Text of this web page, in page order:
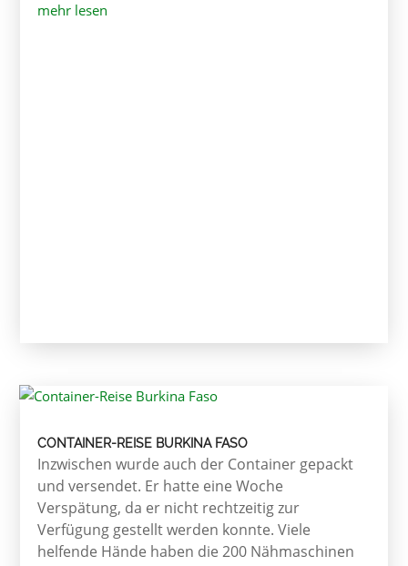
mehr lesen
CONTAINER-REISE BURKINA FASO
Inzwischen wurde auch der Container gepackt
und versendet. Er hatte eine Woche
Verspätung, da er nicht rechtzeitig zur
Verfügung gestellt werden konnte. Viele
helfende Hände haben die 200 Nähmaschinen